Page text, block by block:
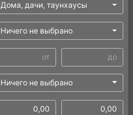
Дома, дачи, таунхаусы
Ничего не выбрано
Ничего не выбрано